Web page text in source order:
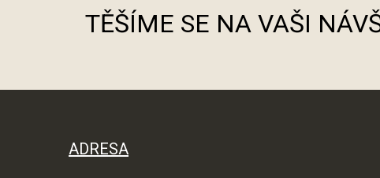
TĚŠÍME SE NA VAŠI
ADRESA